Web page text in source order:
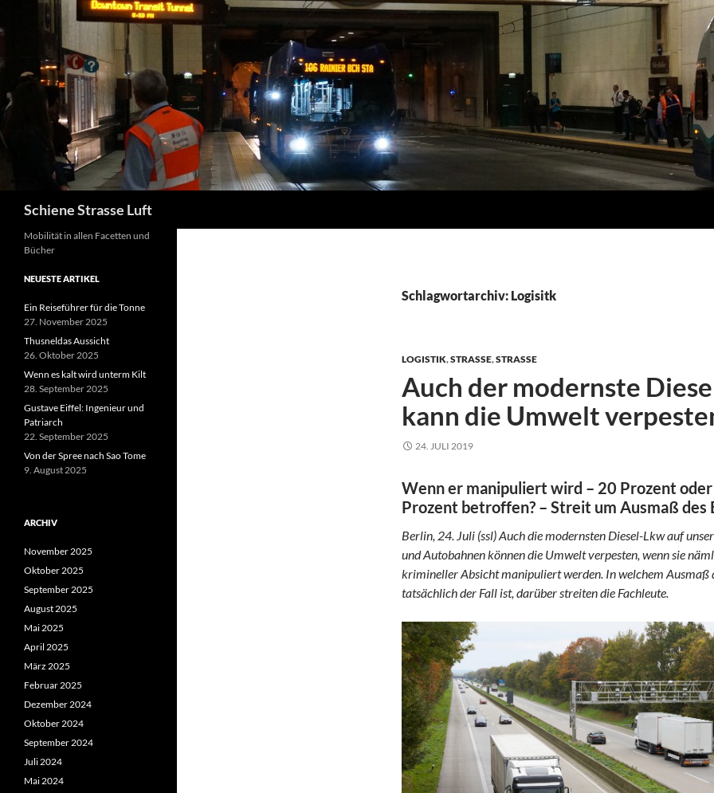
Inhalt
Schiene Strasse Luft
Schlagwortarchiv: Logisitk
LOGISTIK,STRASSE ,STRASSE
Auch der modernste
kann die Umwelt
24. JULI 2019
Wenn er manipuliert wird – 20 Prozent
Prozent betroffen? – Streit um Ausmaß des
Berlin, 24. Juli (ssl) Auch die modernsten Diesel-Lkw auf
und Autobahnen können die Umwelt verpesten, wenn sie
krimineller Absicht manipuliert werden. In welchem Ausmaß
tatsächlich der Fall ist, darüber streiten die Fachleute.
Mobilität in allen Facetten und
Bücher
NEUESTE ARTIKEL
Ein Reiseführer für die Tonne
27. November 2025
Thusneldas Aussicht
26. Oktober 2025
Wenn es kalt wird unterm Kilt
28. September 2025
Gustave Eiffel: Ingenieur und
Patriarch
22. September 2025
Von der Spree nach Sao Tome
9. August 2025
ARCHIV
November 2025
Oktober 2025
September 2025
August 2025
Mai 2025
April 2025
März 2025
Februar 2025
Dezember 2024
Oktober 2024
September 2024
Juli 2024
Mai 2024